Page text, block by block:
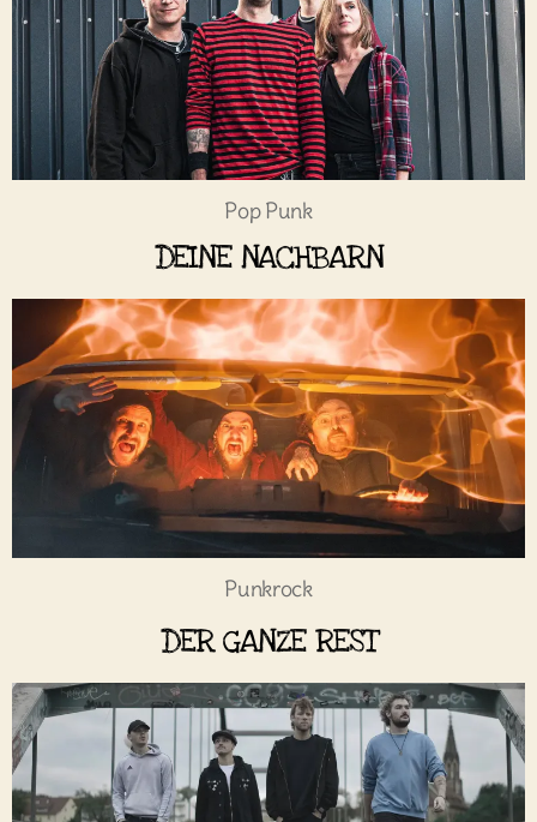
Pop Punk
DEINE NACHBARN
Punkrock
DER GANZE REST